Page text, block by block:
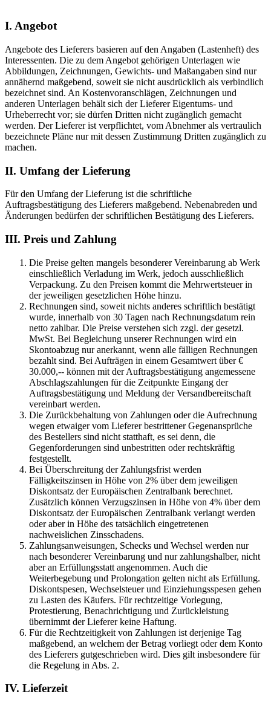
I. Angebot
Angebote des Lieferers basieren auf den Angaben (Lastenheft) des
Interessenten. Die zu dem Angebot gehörigen Unterlagen wie
Abbildungen, Zeichnungen, Gewichts- und Maßangaben sind nur
annähernd maßgebend, soweit sie nicht ausdrücklich als verbindlich
bezeichnet sind. An Kostenvoranschlägen, Zeichnungen und
anderen Unterlagen behält sich der Lieferer Eigentums- und
Urheberrecht vor; sie dürfen Dritten nicht zugänglich gemacht
werden. Der Lieferer ist verpflichtet, vom Abnehmer als vertraulich
bezeichnete Pläne nur mit dessen Zustimmung Dritten zugänglich zu
machen.
II. Umfang der Lieferung
Für den Umfang der Lieferung ist die schriftliche
Auftragsbestätigung des Lieferers maßgebend. Nebenabreden und
Änderungen bedürfen der schriftlichen Bestätigung des Lieferers.
III. Preis und Zahlung
Die Preise gelten mangels besonderer Vereinbarung ab Werk
einschließlich Verladung im Werk, jedoch ausschließlich
Verpackung. Zu den Preisen kommt die Mehrwertsteuer in
der jeweiligen gesetzlichen Höhe hinzu.
Rechnungen sind, soweit nichts anderes schriftlich bestätigt
wurde, innerhalb von 30 Tagen nach Rechnungsdatum rein
netto zahlbar. Die Preise verstehen sich zzgl. der gesetzl.
MwSt. Bei Begleichung unserer Rechnungen wird ein
Skontoabzug nur anerkannt, wenn alle fälligen Rechnungen
bezahlt sind. Bei Aufträgen in einem Gesamtwert über €
30.000,-- können mit der Auftragsbestätigung angemessene
Abschlagszahlungen für die Zeitpunkte Eingang der
Auftragsbestätigung und Meldung der Versandbereitschaft
vereinbart werden.
Die Zurückbehaltung von Zahlungen oder die Aufrechnung
wegen etwaiger vom Lieferer bestrittener Gegenansprüche
des Bestellers sind nicht statthaft, es sei denn, die
Gegenforderungen sind unbestritten oder rechtskräftig
festgestellt.
Bei Überschreitung der Zahlungsfrist werden
Fälligkeitszinsen in Höhe von 2% über dem jeweiligen
Diskontsatz der Europäischen Zentralbank berechnet.
Zusätzlich können Verzugszinsen in Höhe von 4% über dem
Diskontsatz der Europäischen Zentralbank verlangt werden
oder aber in Höhe des tatsächlich eingetretenen
nachweislichen Zinsschadens.
Zahlungsanweisungen, Schecks und Wechsel werden nur
nach besonderer Vereinbarung und nur zahlungshalber, nicht
aber an Erfüllungsstatt angenommen. Auch die
Weiterbegebung und Prolongation gelten nicht als Erfüllung.
Diskontspesen, Wechselsteuer und Einziehungsspesen gehen
zu Lasten des Käufers. Für rechtzeitige Vorlegung,
Protestierung, Benachrichtigung und Zurückleistung
übernimmt der Lieferer keine Haftung.
Für die Rechtzeitigkeit von Zahlungen ist derjenige Tag
maßgebend, an welchem der Betrag vorliegt oder dem Konto
des Lieferers gutgeschrieben wird. Dies gilt insbesondere für
die Regelung in Abs. 2.
IV. Lieferzeit